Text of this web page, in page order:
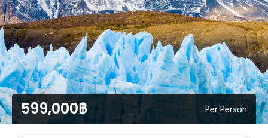
599,000฿ Per Person